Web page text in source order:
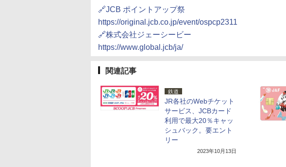
🔗JCB ポイントアップ祭
https://original.jcb.co.jp/event/ospcp2311
🔗株式会社ジェーシービー
https://www.global.jcb/ja/
関連記事
鉄道
JR各社のWebチケット
サービス、JCBカード
利用で最大20％キャッ
シュバック。要エント
リー
2023年10月13日